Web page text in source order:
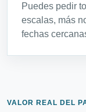
Puedes pedir
escalas, más
fechas
VALOR REAL DEL